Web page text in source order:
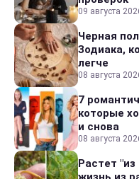
09 августа
Черная
Зодиака,
легче
08 августа
7
которые
и снова
08 августа
Растет